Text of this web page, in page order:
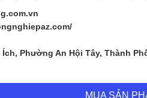
Phường An Hội Tây, Thành
MUA SẢN